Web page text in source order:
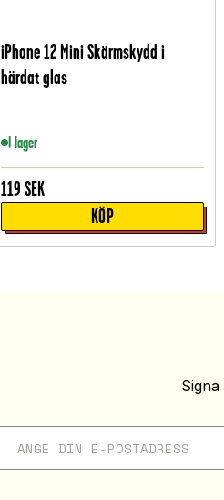
iPhone 12 Mini Skärmskydd i
härdat glas
I lager
119 SEK
KÖP